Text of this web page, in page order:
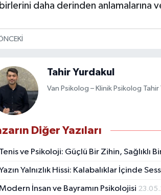
daha derinden anlamalarına
Tahir Yurdakul
Van Psikolog – Klinik Psikolog
Diğer Yazıları
Tenis ve Psikoloji: Güçlü Bir Zihin, Sağlıklı
Yalnızlık Hissi: Kalabalıklar İçinde
İnsan ve Bayramın Psikolojisi